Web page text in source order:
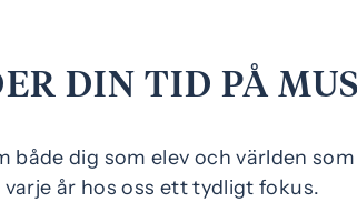
DIN TID PÅ
både dig som elev och världen
varje år hos oss ett tydligt fokus.